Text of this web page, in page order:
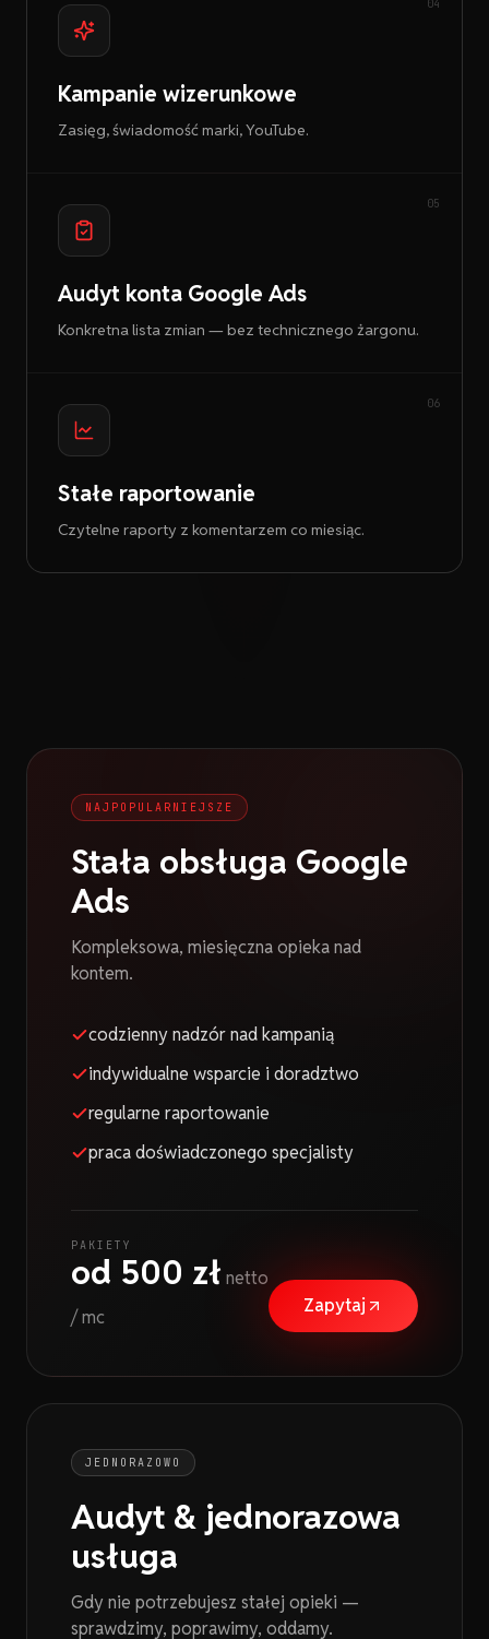
04
Kampanie wizerunkowe
Zasięg, świadomość marki, YouTube.
05
Audyt konta Google Ads
Konkretna lista zmian — bez technicznego żargonu.
06
Stałe raportowanie
Czytelne raporty z komentarzem co miesiąc.
NAJPOPULARNIEJSZE
Stała obsługa Google
Ads
Kompleksowa, miesięczna opieka nad
kontem.
codzienny nadzór nad kampanią
indywidualne wsparcie i doradztwo
regularne raportowanie
praca doświadczonego specjalisty
PAKIETY
od 500 zł netto
/ mc
Zapytaj
JEDNORAZOWO
Audyt & jednorazowa
usługa
Gdy nie potrzebujesz stałej opieki —
sprawdzimy, poprawimy, oddamy.